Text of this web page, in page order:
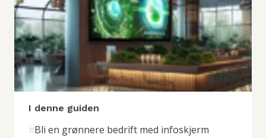
I denne guiden
#Bli en grønnere bedrift med infoskjerm